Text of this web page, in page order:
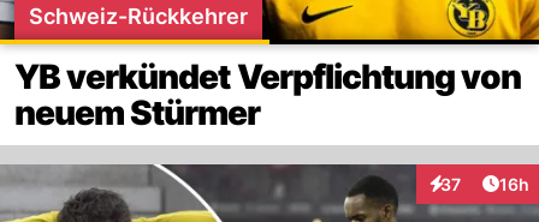
Schweiz-Rückkehrer
YB verkündet Verpflichtung von
neuem Stürmer
37
Interaktionen
16h